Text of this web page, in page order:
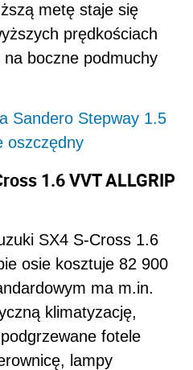
metę staje się
prędkościach
boczne podmuchy
Sandero Stepway 1.5
oszczędny
1.6 VVT ALLGRIP
SX4 S-Cross 1.6
osie kosztuje 82 900
ma m.in.
klimatyzację,
fotele
lampy